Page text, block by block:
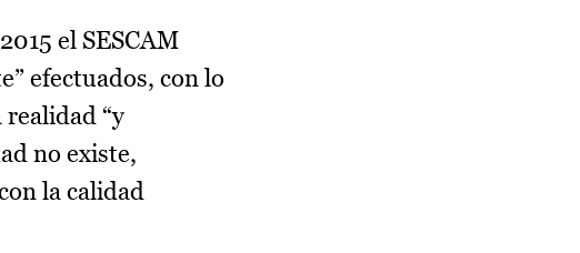
el SESCAM
efectuados, con lo
realidad “y
no existe,
la calidad